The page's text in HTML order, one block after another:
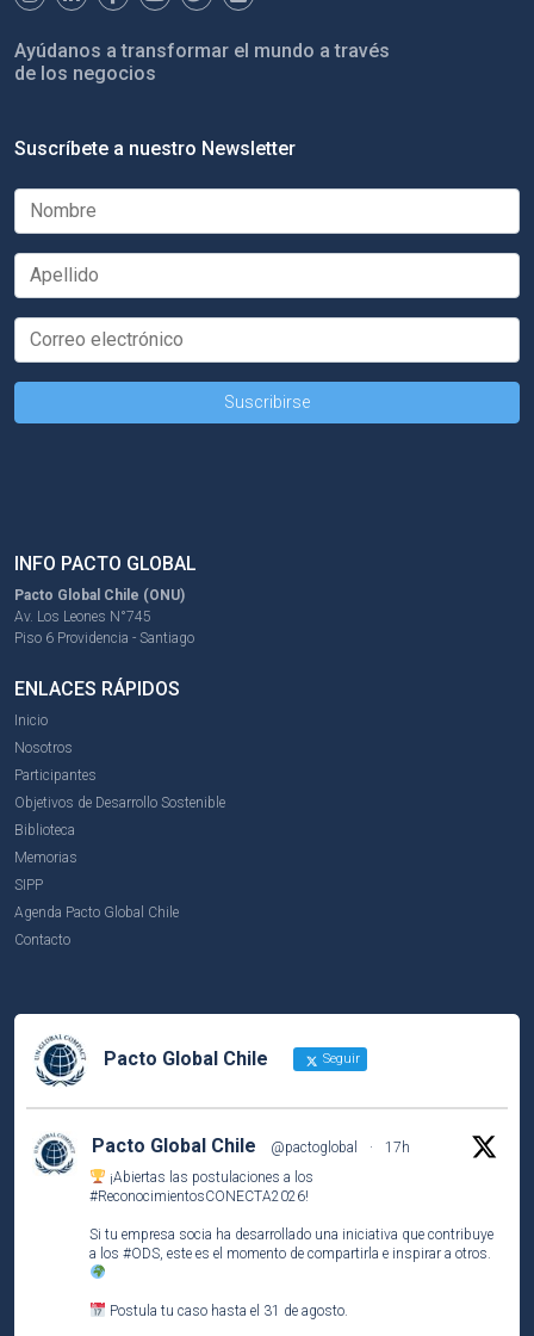
Ayúdanos a transformar el mundo a través
de los negocios
Suscríbete a nuestro Newsletter
INFO PACTO GLOBAL
Pacto Global Chile (ONU)
Av. Los Leones N°745
Piso 6 Providencia - Santiago
ENLACES RÁPIDOS
Inicio
Nosotros
Participantes
Objetivos de Desarrollo Sostenible
Biblioteca
Memorias
SIPP
Agenda Pacto Global Chile
Contacto
Pacto Global Chile Seguir
Pacto Global Chile @pactoglobal ·
17h
¡Abiertas las postulaciones a los
#ReconocimientosCONECTA2026!
Si tu empresa socia ha desarrollado una iniciativa que contribuye
a los #ODS , este es el momento de compartirla e inspirar a otros.
Postula tu caso hasta el 31 de agosto.